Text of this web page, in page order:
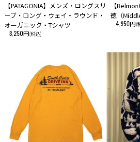
【PATAGONIA】メンズ・ロングスリ
ーブ・ロング・ウェイ・ラウンド・
オーガニック・Tシャツ
8,250円(税込)
【
徳（
4,950円(